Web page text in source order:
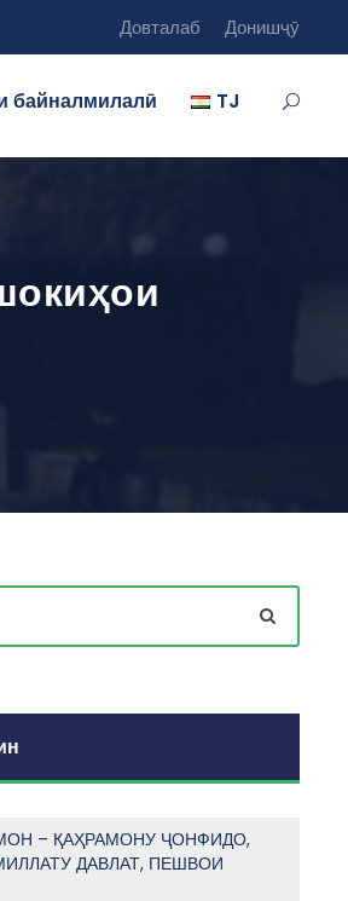
Довталаб Донишҷӯ
байналмилалӣ TJ
– ҚАҲРАМОНУ ҶОНФИДО,
ДАВЛАТ, ПЕШВОИ